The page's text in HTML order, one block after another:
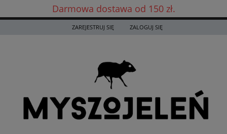
Darmowa dostawa od 150 zł.
Darmowa dostawa już od 150 zł! ✨
ZAREJESTRUJ SIĘ ZALOGUJ SIĘ